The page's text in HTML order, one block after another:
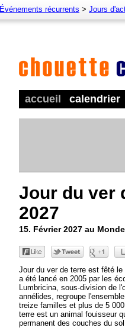
accueil calendrier
Événements récurrents > Jours
Jour du ver
2027
15. Février 2027 au Monde
Jour du ver de terre est fêté
a été lancé en 2005 par les
Lumbricina, sous-division de
annélides, regroupe
treize familles et plus de 5
terre est un animal fouisseur
permanent des couches du sol.